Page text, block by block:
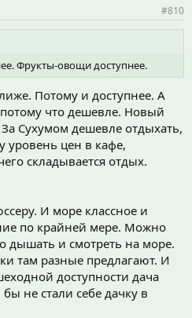
домов, не одна "Надежда",
можно найти отдых с питанием.
предложения.
и не только национальные
Фрукты-овощи доступнее.
но галька крупновата.
#810
Фрукты-овощи доступнее.
Потому и доступнее. А
что дешевле. Новый
Сухумом дешевле отдыхать,
уровень цен в кафе,
складывается отдых.
И море классное и
по крайней мере. Можно
дышать и смотреть на море.
там разные предлагают. И
доступности дача
не стали себе дачку в